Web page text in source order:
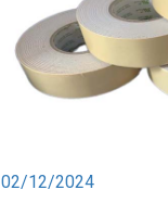
02/12/2024